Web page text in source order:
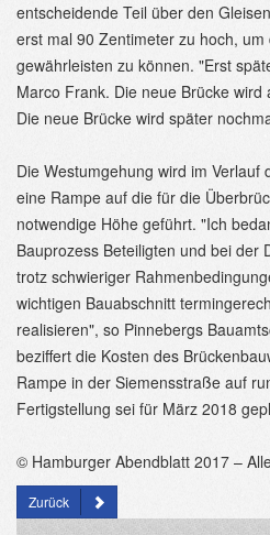
entscheidende Teil über den
erst mal 90 Zentimeter zu hoch,
gewährleisten zu können. "Erst
Marco Frank. Die neue Brücke
Die neue Brücke wird später
Die Westumgehung wird im
eine Rampe auf die für die
notwendige Höhe geführt. "Ich
Bauprozess Beteiligten und bei der
trotz schwieriger
wichtigen Bauabschnitt
realisieren", so Pinnebergs
beziffert die Kosten des
Rampe in der Siemensstraße auf
Fertigstellung sei für März 2018
© Hamburger Abendblatt 2017 –
Zurück